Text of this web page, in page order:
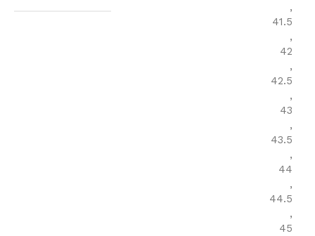
,
41.5
,
42
,
42.5
,
43
,
43.5
,
44
,
44.5
,
45